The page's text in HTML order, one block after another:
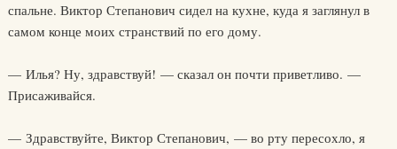
спальне. Виктор Степанович сидел на кухне, куда я заглянул в
самом конце моих странствий по его дому.
— Илья? Ну, здравствуй! — сказал он почти приветливо. —
Присаживайся.
— Здравствуйте, Виктор Степанович, — во рту пересохло, я